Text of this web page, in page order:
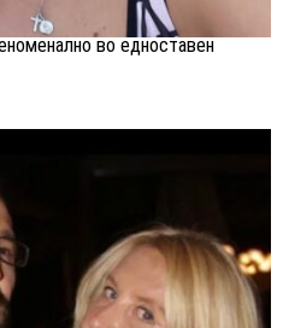
во едноставен